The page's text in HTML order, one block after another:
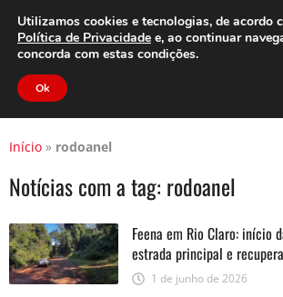
Clube do Assinante Área do
Início » rodoanel
Notícias com a tag: rodoanel
Feena em Rio Claro: início
estrada principal e
1 de junho de 2026
Utilizamos cookies e tecnologias, de acordo
Política de Privacidade e, ao continuar
concorda com estas condições.
Ok